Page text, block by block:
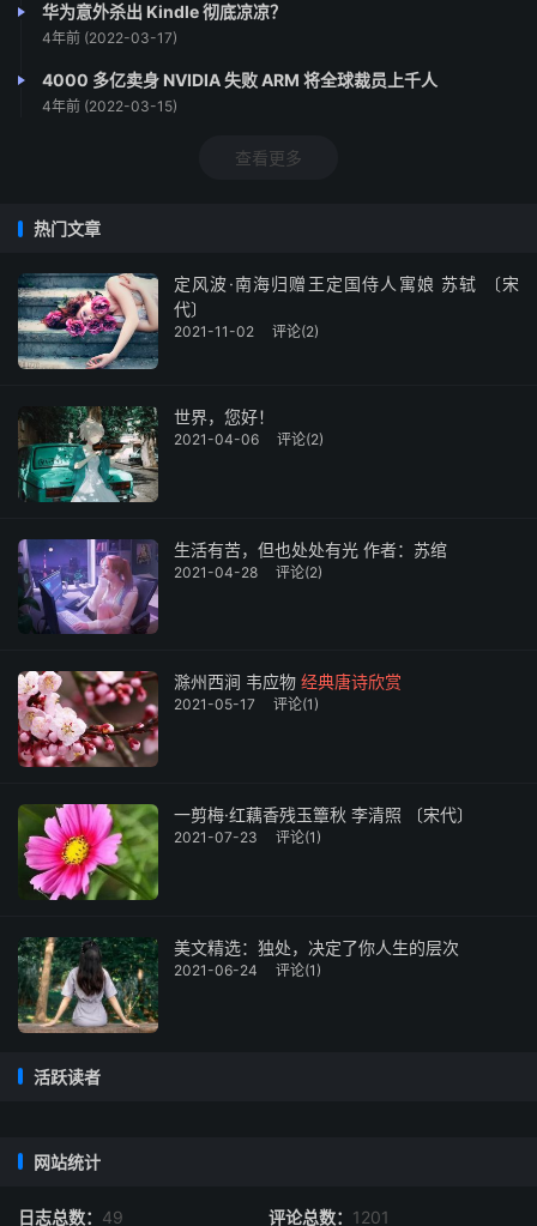
商：东汉以来在民间曲调基础上形成的一种新乐调，以悲惋
凄清为其特色。短歌：调类名，汉乐府有长歌行、短歌行，
是根据“歌声有长短”（《乐府诗集》语）来区分的，大概是
长歌多表现慷慨激昂的情怀，短歌多表现低回哀伤的思绪。
女主人公在这秋月秋风的夜晚，愁怀难释，她取过瑶琴想弹
《礼记·乐记》云：“乐也者，情之不可变者也。”女主人公寂
寞忧伤到了极点，即使她想弹别样的曲调，又怎么能弹得成
呢？
“明月皎皎照我床，星汉西流夜未央。牵牛织女遥相望，尔
风浩叹，时而抚琴低吟，旁徨徙倚，不知过了多久。月光透
过帘栊照在她空荡荡的床上，她抬头仰望碧空，见银河已经
西转，她这时才知道夜已经很深了。“夜未央”，在这里有两
这凄凉的漫漫长夜啊！另一层是象征的，是说战争和徭役无
穷无尽，我们女主人公的这种人生苦难，就如同这漫漫黑
夜，还长得很，还看不到个尽头呢！面对着这沉沉的夜空，
子，我们的女主人公她又有什么办法能改变自己的命运呢？
这时，她的眼睛忽然落在了银河两侧的那几颗亮星上：啊！
牛郎织女，我可怜的苦命的伙伴，你们到底有什么罪过才叫
鹰和天琴星座的主星，这两颗星很早以来就被我国古代人民
传说成一对受迫害，不能团聚的夫妻，这是家喻户晓，无人
不知的事情。女主人公对牵牛织女所说的这两句如愤如怨，
时也是对和自己命运相同的千百万被迫分离、不能团聚的男
男女女们说的。这个声音是一种强烈的呼吁，是一种悲凉的
控诉，是一种愤怒的抗议，它仿佛是响彻了当时的苍穹，而
以听到它的响亮的回声。这样语涉双关，言有尽而余味无
作品表现的思想并不复杂，题材也不算特别新鲜，但是曹丕
华为意外杀出 Kindle 彻底凉凉？
4年前 (2022-03-17)
4000 多亿卖身 NVIDIA 失败 ARM 将全球裁员上千人
4年前 (2022-03-15)
查看更多
热门文章
定风波·南海归赠王定国侍人寓娘 苏轼 〔宋
代〕
2021-11-02 评论(2)
世界，您好！
2021-04-06 评论(2)
生活有苦，但也处处有光 作者：苏绾
2021-04-28 评论(2)
滁州西涧 韦应物 经典唐诗欣赏
2021-05-17 评论(1)
一剪梅·红藕香残玉簟秋 李清照 〔宋代〕
2021-07-23 评论(1)
美文精选：独处，决定了你人生的层次
2021-06-24 评论(1)
活跃读者
网站统计
日志总数： 49 评论总数： 1201